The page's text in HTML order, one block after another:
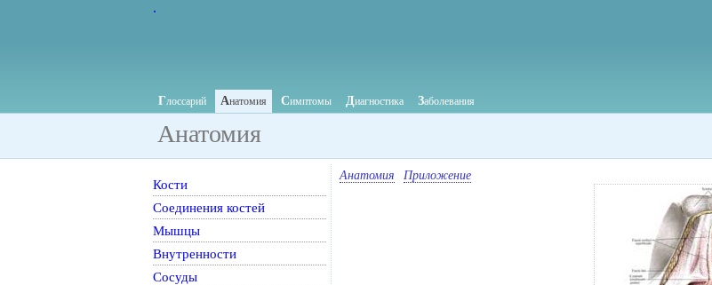
.
Глоссарий Анатомия Симптомы Диагностика Заболевания
Анатомия
Анатомия Приложение
Кости
Соединения костей
Мышцы
Внутренности
Сосуды